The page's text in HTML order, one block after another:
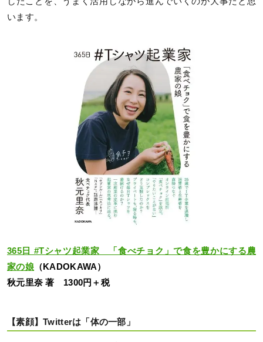
います。
365日 #Tシャツ起業家 「食べチョク」で食を豊かにする農
家の娘（KADOKAWA）
秋元里奈 著 1300円＋税
【素顔】Twitterは「体の一部」